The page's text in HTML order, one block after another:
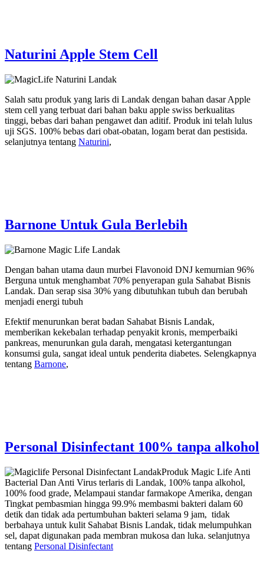
Naturini Apple Stem Cell
Salah satu produk yang laris di Landak dengan bahan dasar Apple
stem cell yang terbuat dari bahan baku apple swiss berkualitas
tinggi, bebas dari bahan pengawet dan aditif. Produk ini telah lulus
uji SGS. 100% bebas dari obat-obatan, logam berat dan pestisida.
selanjutnya tentang Naturini,
Barnone Untuk Gula Berlebih
Dengan bahan utama daun murbei Flavonoid DNJ kemurnian 96%
Berguna untuk menghambat 70% penyerapan gula Sahabat Bisnis
Landak. Dan serap sisa 30% yang dibutuhkan tubuh dan berubah
menjadi energi tubuh
Efektif menurunkan berat badan Sahabat Bisnis Landak,
memberikan kekebalan terhadap penyakit kronis, memperbaiki
pankreas, menurunkan gula darah, mengatasi ketergantungan
konsumsi gula, sangat ideal untuk penderita diabetes. Selengkapnya
tentang Barnone,
Personal Disinfectant 100% tanpa alkohol
Produk Magic Life Anti
Bacterial Dan Anti Virus terlaris di Landak, 100% tanpa alkohol,
100% food grade, Melampaui standar farmakope Amerika, dengan
Tingkat pembasmian hingga 99.9% membasmi bakteri dalam 60
detik dan tidak ada pertumbuhan bakteri selama 9 jam, tidak
berbahaya untuk kulit Sahabat Bisnis Landak, tidak melumpuhkan
sel, dapat digunakan pada membran mukosa dan luka. selanjutnya
tentang Personal Disinfectant